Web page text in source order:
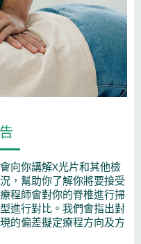
向你講解X光片和其他檢
，幫助你了解你將要接受
程師會對你的脊椎進行掃
進行對比。我們會指出對
的偏差擬定療程方向及方